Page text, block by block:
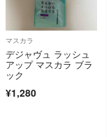
マスカラ
デジャヴュ ラッシュ
アップ マスカラ ブラ
ック
¥1,280